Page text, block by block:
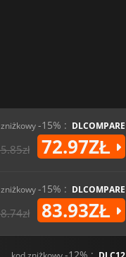
-15% : DLCOMPARE
72.97ZŁ
-15% : DLCOMPARE
83.93ZŁ